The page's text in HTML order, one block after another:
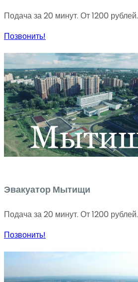
Подача за 20 минут. От 1200 рублей.
Позвонить!
Эвакуатор Мытищи
Подача за 20 минут. От 1200 рублей.
Позвонить!